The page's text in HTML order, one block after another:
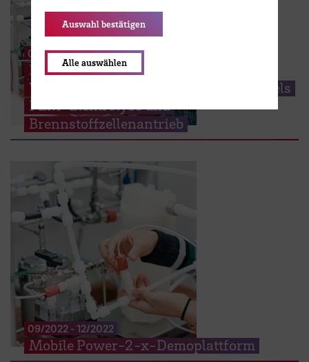
06/2023-05/2024
Demonstration einer vollständigen
Wasserstoffwertschöpfungskette mittels
PEM-Elektrolyse und
Brennstoffzellenantrieb
09/2022 - 12/2022
Mobile Power-2-x-Demoplattform
Auswahl bestätigen
Alle auswählen